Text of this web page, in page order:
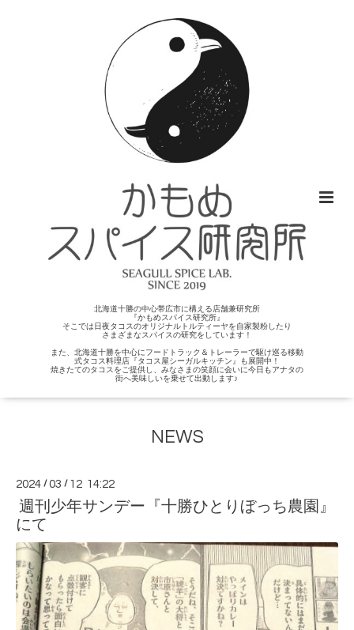
北海道十勝の中心帯広市に構える店舗兼研究所
『かもめスパイス研究所』
そこでは日夜タコスのオリジナルトルティーヤを自家製粉したり
さまざまなスパイスの研究をしています！
また、北海道十勝を中心にフードトラック＆トレーラーで駆け巡る移動
式タコス料理店『タコス屋シーガルキッチン』も展開中！
焼きたてのタコスをご提供し、みなさまの笑顔に会いに今日もアナタの
街へ美味しいを乗せて出動します♪
NEWS
2024 /03 / 12 14:22
週刊少年サンデー『十勝ひとりぼっち農園』
にて